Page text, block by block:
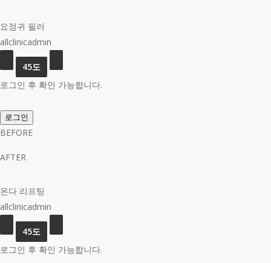
요정귀 필러
allclinicadmin
로그인 후 확인 가능합니다.
로그인
BEFORE
AFTER
온다 리프팅
allclinicadmin
로그인 후 확인 가능합니다.